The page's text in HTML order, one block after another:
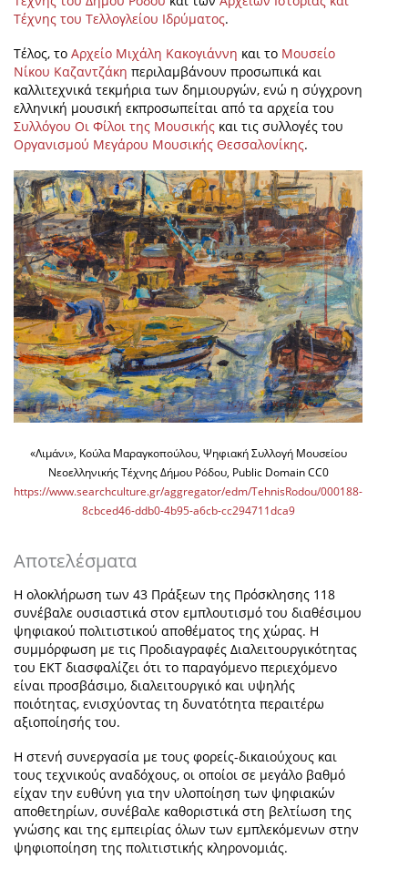
Τέχνης του Τελλογλείου Ιδρύματος.
Τέλος, το Αρχείο Μιχάλη Κακογιάννη και το Μουσείο
Νίκου Καζαντζάκη περιλαμβάνουν προσωπικά και
καλλιτεχνικά τεκμήρια των δημιουργών, ενώ η σύγχρονη
ελληνική μουσική εκπροσωπείται από τα αρχεία του
Συλλόγου Οι Φίλοι της Μουσικής και τις συλλογές του
Οργανισμού Μεγάρου Μουσικής Θεσσαλονίκης.
«Λιμάνι», Κούλα Μαραγκοπούλου, Ψηφιακή Συλλογή Μουσείου
Νεοελληνικής Τέχνης Δήμου Ρόδου, Public Domain CC0
https://www.searchculture.gr/aggregator/edm/TehnisRodou/000188-
8cbced46-ddb0-4b95-a6cb-cc294711dca9
Αποτελέσματα
Η ολοκλήρωση των 43 Πράξεων της Πρόσκλησης 118
συνέβαλε ουσιαστικά στον εμπλουτισμό του διαθέσιμου
ψηφιακού πολιτιστικού αποθέματος της χώρας. Η
συμμόρφωση με τις Προδιαγραφές Διαλειτουργικότητας
του ΕΚΤ διασφαλίζει ότι το παραγόμενο περιεχόμενο
είναι προσβάσιμο, διαλειτουργικό και υψηλής
ποιότητας, ενισχύοντας τη δυνατότητα περαιτέρω
αξιοποίησής του.
Η στενή συνεργασία με τους φορείς-δικαιούχους και
τους τεχνικούς αναδόχους, οι οποίοι σε μεγάλο βαθμό
είχαν την ευθύνη για την υλοποίηση των ψηφιακών
αποθετηρίων, συνέβαλε καθοριστικά στη βελτίωση της
γνώσης και της εμπειρίας όλων των εμπλεκόμενων στην
ψηφιοποίηση της πολιτιστικής κληρονομιάς.